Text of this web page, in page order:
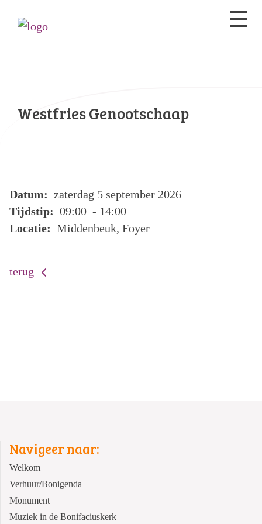
Westfries Genootschaap
Datum: zaterdag 5 september 2026
Tijdstip: 09:00 - 14:00
Locatie: Middenbeuk, Foyer
terug
Navigeer naar:
Welkom
Verhuur/Bonigenda
Monument
Muziek in de Bonifaciuskerk